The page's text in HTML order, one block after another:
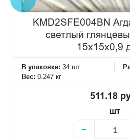
KMD2SFE004BN
светлый
15x15x0,9
В упаковке: 34 шт
Вес: 0.247 кг
511.18
шт
−